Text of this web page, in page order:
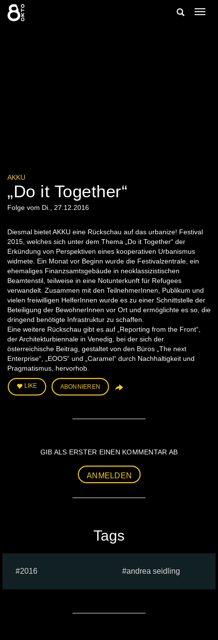
Zum
Inhalt
springen
Suche
AKKU
„Do it Together“
Folge vom Di., 27.12.2016
Diesmal bietet AKKU eine Rückschau auf das urbanize! Festival
2015, welches sich unter dem Thema „Do it Together“ der
Erkündung von Perspektiven eines kooperativen Urbanismus
widmete. Ein Monat vor Beginn wurde die Festivalzentrale, ein
ehemaliges Finanzsamtsgebäude in neoklassizistischen
Beamtenstil, teilweise in eine Notunterkunft für Refugees
verwandelt. Zusammen mit den TeilnehmerInnen, Publikum und
vielen freiwilligen HelferInnen wurde es zu einer Schnittstelle der
Beteiligung der BewohnerInnen vor Ort und ermöglichte es so, die
dringend benötigte Infrastruktur zu schaffen.
Eine weitere Rückschau gibt es auf „Reporting from the Front“,
der Architekturbiennale in Venedig, bei der sich der
österreichische Beitrag, gestaltet von den Büros „The next
Enterprise“, „EOOS“ und „Caramel“ durch Nachhaltigkeit und
Pragmatismus, hervorhob.
LIKE ABONNIEREN
GIB ALS ERSTER EINEN KOMMENTAR AB
ANMELDEN
Tags
2016 andrea seidling